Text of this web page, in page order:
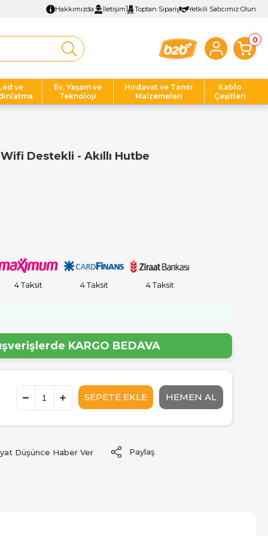
Hakkımızda İletişim Toptan Sipariş Yetkili Satıcımız Olun
0
ve
Ev, Yaşam ve
Teknoloji
Hırdavat ve Tamir
Malzemeleri
Kablo
Çeşitleri
Destekli - Akıllı Hutbe
4 Taksit 4 Taksit 4 Taksit
KARGO BEDAVA
Düşünce Haber Ver Paylaş